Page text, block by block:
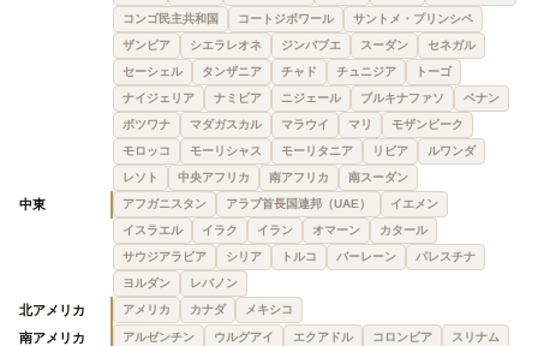
コンゴ民主共和国
コートジボワール
サントメ・プリンシペ
ザンビア
シエラレオネ ジンバブエ スーダン
セネガル
セーシェル
タンザニア チャド チュニジア
トーゴ
ナイジェリア
ナミビア ニジェール ブルキナファソ
ベナン
ボツワナ
マダガスカル マラウイ マリ
モザンビーク
モロッコ
モーリシャス モーリタニア リビア
ルワンダ
レソト
中央アフリカ 南アフリカ 南スーダン
中東 アフガニスタン アラブ首長国連邦（UAE）
イエメン
イスラエル
イラク イラン オマーン
カタール
サウジアラビア
シリア トルコ バーレーン
パレスチナ
ヨルダン
レバノン
北アメリカ アメリカ カナダ メキシコ
南アメリカ アルゼンチン ウルグアイ エクアドル コロンビア
スリナム